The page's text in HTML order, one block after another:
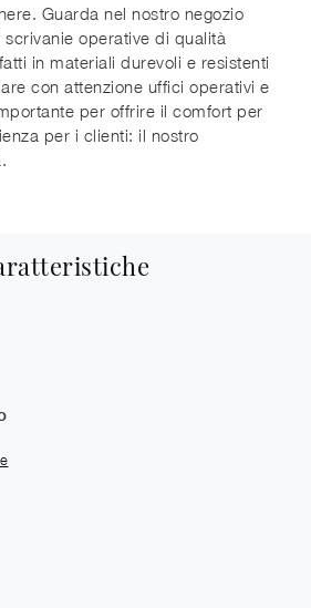
Guarda nel nostro negozio
operative di qualità
in materiali durevoli e resistenti
con attenzione uffici operativi e
per offrire il comfort per
per i clienti: il nostro